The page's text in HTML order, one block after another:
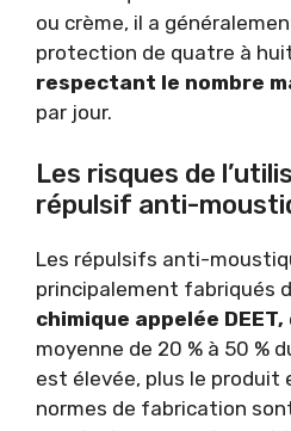
ou crème, il a
protection de quatre à
respectant le nombre
par jour.
Les risques de
répulsif anti-
Les répulsifs anti-
principalement fabriqués
chimique appelée DEET,
moyenne de 20 % à 50 %
est élevée, plus le produit
normes de fabrication